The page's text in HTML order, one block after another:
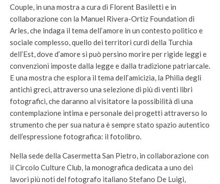
Couple, in una mostra a cura di Florent Basiletti e in
collaborazione con la Manuel Rivera-Ortiz Foundation di
Arles, che indaga il tema dell’amore in un contesto politico e
sociale complesso, quello dei territori curdi della Turchia
dell’Est, dove d’amore si può persino morire per rigide leggi e
convenzioni imposte dalla legge e dalla tradizione patriarcale.
E una mostra che esplora il tema dell’amicizia, la Philia degli
antichi greci, attraverso una selezione di più di venti libri
fotografici, che daranno al visitatore la possibilità di una
contemplazione intima e personale dei progetti attraverso lo
strumento che per sua natura è sempre stato spazio autentico
dell’espressione fotografica: il fotolibro.
Nella sede della Casermetta San Pietro, in collaborazione con
il Circolo Culture Club, la monografica dedicata a uno dei
lavori più noti del fotografo italiano Stefano De Luigi,